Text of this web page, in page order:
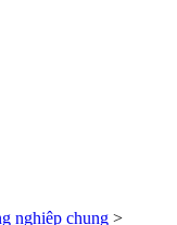
nghiệp chung >